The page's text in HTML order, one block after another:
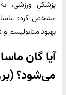
پزشکیِ ورزشی،
مشخص گردد
بهبود متابولیسم
آیا گان
می‌شود؟